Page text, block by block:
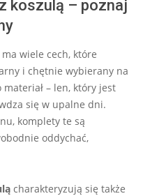
koszulą – poznaj
ma wiele cech, które
i chętnie wybierany na
– len, który jest
się w upalne dni.
komplety te są
oddychać,
charakteryzują się także